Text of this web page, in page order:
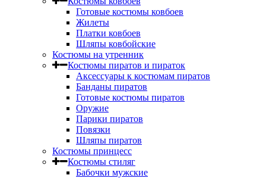
Готовые костюмы ковбоев
Жилеты
Платки ковбоев
Шляпы ковбойские
Костюмы на утренник
Костюмы пиратов и пираток
Аксессуары к костюмам пиратов
Банданы пиратов
Готовые костюмы пиратов
Оружие
Парики пиратов
Повязки
Шляпы пиратов
Костюмы принцесс
Костюмы стиляг
Бабочки мужские